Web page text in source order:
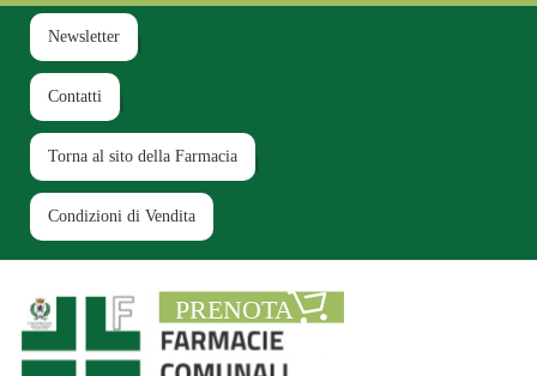
Passa
contenuto
principale
Newsletter
Contatti
Torna al sito della Farmacia
Condizioni di Vendita
Farmacia
Comunale